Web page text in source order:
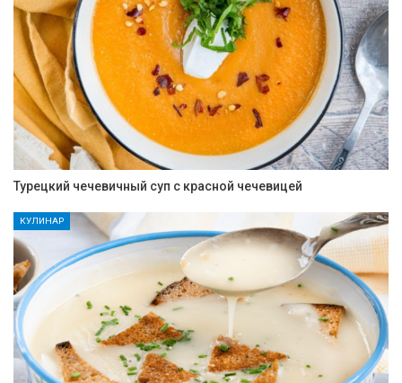
Турецкий чечевичный суп с красной чечевицей
КУЛИНАР